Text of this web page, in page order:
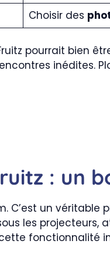
Choisir des
pourrait bien
inédites.
: un
C’est un
les projecteurs,
fonctionnalité